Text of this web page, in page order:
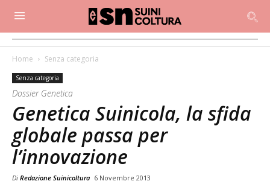
Home Senza categoria
Senza categoria
Dossier Genetica
Genetica Suinicola, la sfida
globale passa per
l’innovazione
Di Redazione Suinicoltura 6 Novembre 2013